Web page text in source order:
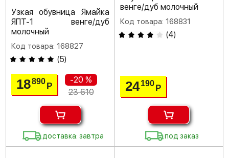
Узкая обувница Ямайка
ЯПТ-1 венге/дуб
молочный
Код товара: 168827
(5)
18890Р
-20 %
23 610
доставка: завтра
венге/дуб молочный
Код товара: 168831
(4)
24 190 Р
под заказ